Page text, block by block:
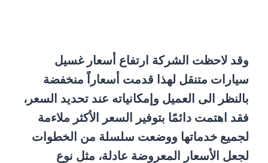
وقد لاحظت الشركة ارتفاع أسعار غسيل
سيارات متنقل لهذا قدمت أسعاراً منخفضة
بالنظر الى العميل وإمكانياته عند تحديد السعر،
فقد اهتمت دائمًا بتوفير السعر الأكثر ملاءمة
لجميع خدماتها ووضعت سلسلة من الخطوات
لجعل الأسعار المعروضة عادلة، مثل نوع